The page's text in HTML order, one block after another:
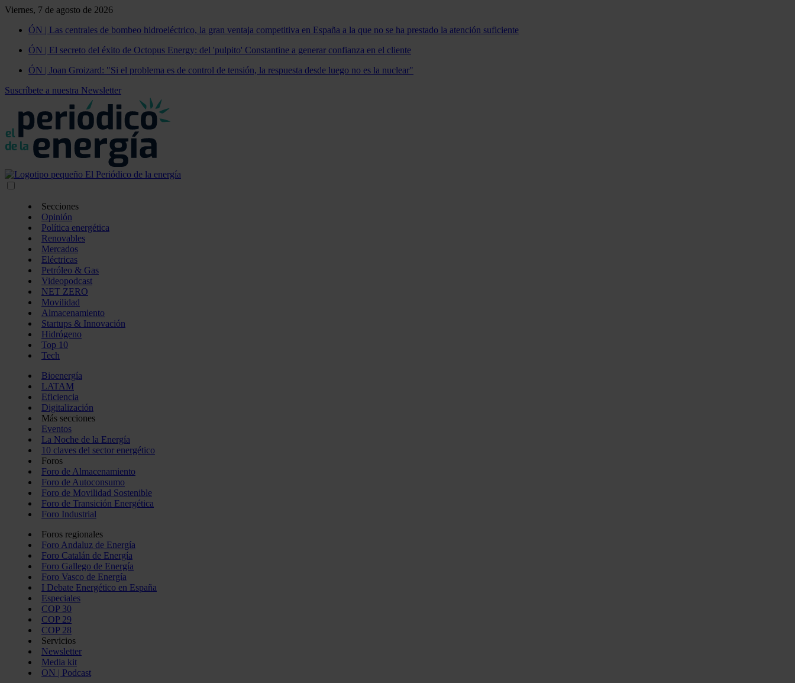
Viernes, 7 de agosto de 2026
ÓN | Las centrales de bombeo hidroeléctrico, la gran ventaja competitiva en España a la que no se ha prestado la atención suficiente
ÓN | El secreto del éxito de Octopus Energy: del 'pulpito' Constantine a generar confianza en el cliente
ÓN | Joan Groizard: "Si el problema es de control de tensión, la respuesta desde luego no es la nuclear"
Suscríbete a nuestra Newsletter
Secciones
Opinión
Política energética
Renovables
Mercados
Eléctricas
Petróleo & Gas
Videopodcast
NET ZERO
Movilidad
Almacenamiento
Startups & Innovación
Hidrógeno
Top 10
Tech
Bioenergía
LATAM
Eficiencia
Digitalización
Más secciones
Eventos
La Noche de la Energía
10 claves del sector energético
Foros
Foro de Almacenamiento
Foro de Autoconsumo
Foro de Movilidad Sostenible
Foro de Transición Energética
Foro Industrial
Foros regionales
Foro Andaluz de Energía
Foro Catalán de Energía
Foro Gallego de Energía
Foro Vasco de Energía
I Debate Energético en España
Especiales
COP 30
COP 29
COP 28
Servicios
Newsletter
Media kit
ON | Podcast